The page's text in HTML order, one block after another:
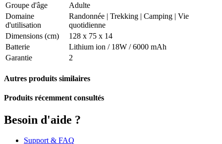
Groupe d'âge
Adulte
Domaine
d'utilisation
Randonnée | Trekking | Camping | Vie
quotidienne
Dimensions (cm)
128 x 75 x 14
Batterie
Lithium ion / 18W / 6000 mAh
Garantie
2
Autres produits similaires
Produits récemment consultés
Besoin d'aide ?
Support & FAQ